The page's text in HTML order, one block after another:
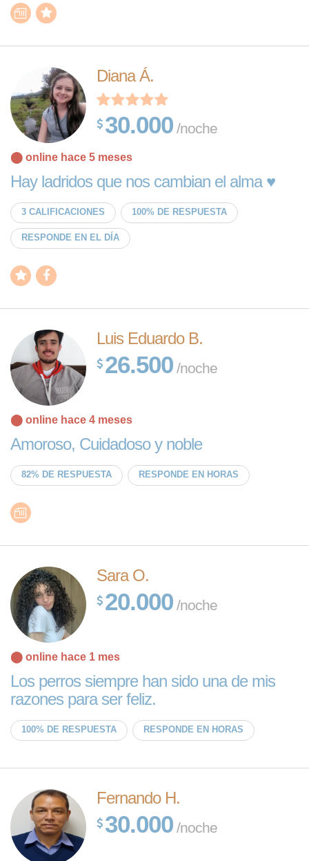
Diana Á.
30.000 /noche
⬤ online hace 5 meses
Hay ladridos que nos cambian el alma ♥️
3 CALIFICACIONES 100% DE RESPUESTA
RESPONDE EN EL DÍA
Luis Eduardo B.
26.500 /noche
⬤ online hace 4 meses
Amoroso, Cuidadoso y noble
82% DE RESPUESTA RESPONDE EN HORAS
Sara O.
20.000 /noche
⬤ online hace 1 mes
Los perros siempre han sido una de mis
razones para ser feliz.
100% DE RESPUESTA RESPONDE EN HORAS
Fernando H.
30.000 /noche